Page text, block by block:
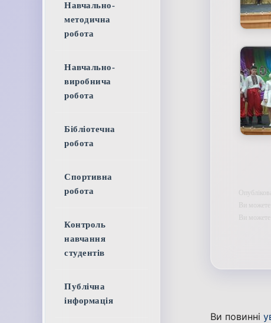
Ви
Ви можете
Ви повинні
Навчально-
методична
робота
Навчально-
виробнича
робота
Бібліотечна
робота
Спортивна
робота
Контроль
навчання
студентів
Публічна
інформація